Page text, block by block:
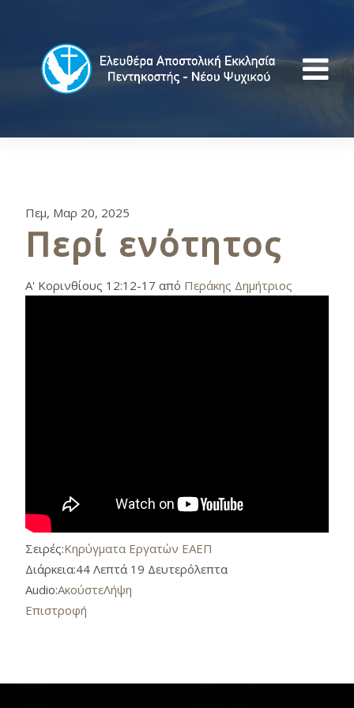
Πεμ, Μαρ 20, 2025
Περί ενότητος
Α' Κορινθίους 12:12-17 από Περάκης Δημήτριος
Σειρές:Κηρύγματα Εργατών ΕΑΕΠ
Διάρκεια:44 Λεπτά 19 Δευτερόλεπτα
Audio:ΑκούστεΛήψη
Επιστροφή